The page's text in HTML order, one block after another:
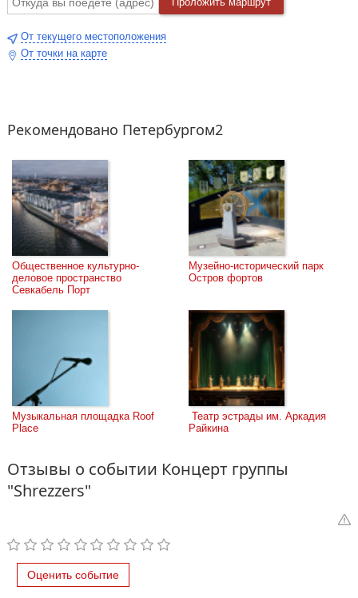
От текущего местоположения
От точки на карте
Рекомендовано Петербургом2
Общественное культурно-
деловое пространство
Севкабель Порт
Музейно-исторический парк
Остров фортов
Музыкальная площадка Roof
Place
Райкина
Отзывы о событии Концерт группы
"Shrezzers"
Оценить событие